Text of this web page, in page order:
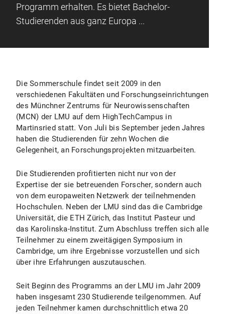
Programm erhalten. Es bietet Bachelor-
Studierenden aus ganz Europa ...
Die Sommerschule findet seit 2009 in den
verschiedenen Fakultäten und Forschungseinrichtungen
des Münchner Zentrums für Neurowissenschaften
(MCN) der LMU auf dem HighTechCampus in
Martinsried statt. Von Juli bis September jeden Jahres
haben die Studierenden für zehn Wochen die
Gelegenheit, an Forschungsprojekten mitzuarbeiten.
Die Studierenden profitierten nicht nur von der
Expertise der sie betreuenden Forscher, sondern auch
von dem europaweiten Netzwerk der teilnehmenden
Hochschulen. Neben der LMU sind das die Cambridge
Universität, die ETH Zürich, das Institut Pasteur und
das Karolinska-Institut. Zum Abschluss treffen sich alle
Teilnehmer zu einem zweitägigen Symposium in
Cambridge, um ihre Ergebnisse vorzustellen und sich
über ihre Erfahrungen auszutauschen.
Seit Beginn des Programms an der LMU im Jahr 2009
haben insgesamt 230 Studierende teilgenommen. Auf
jeden Teilnehmer kamen durchschnittlich etwa 20